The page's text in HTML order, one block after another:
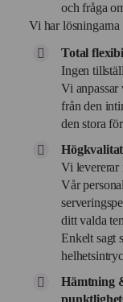
och fråga
Vi har lösningarna
Total
Ingen
Vi
från den
den stora
Vi levererar
Vår
ditt valda
Enkelt sagt
Hämtning